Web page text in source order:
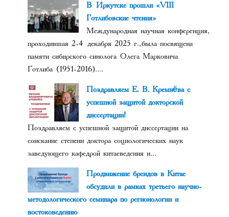
В Иркутске прошли «VIII
Готлибовские чтения»
Международная научная конференция,
проходившая 2-4 декабря 2025 г., была посвящена
памяти сибирского синолога Олега Марковича
Готлиба (1951-2016)....
Поздравляем Е. В. Кремнёва с
успешной защитой докторской
диссертации!
Поздравляем с успешной защитой диссертации на
соискание степени доктора социологических наук
заведующего кафедрой китаеведения и...
Продвижение брендов в Китае
обсудили в рамках третьего научно-
методологического семинара по регионологии и
востоковедению